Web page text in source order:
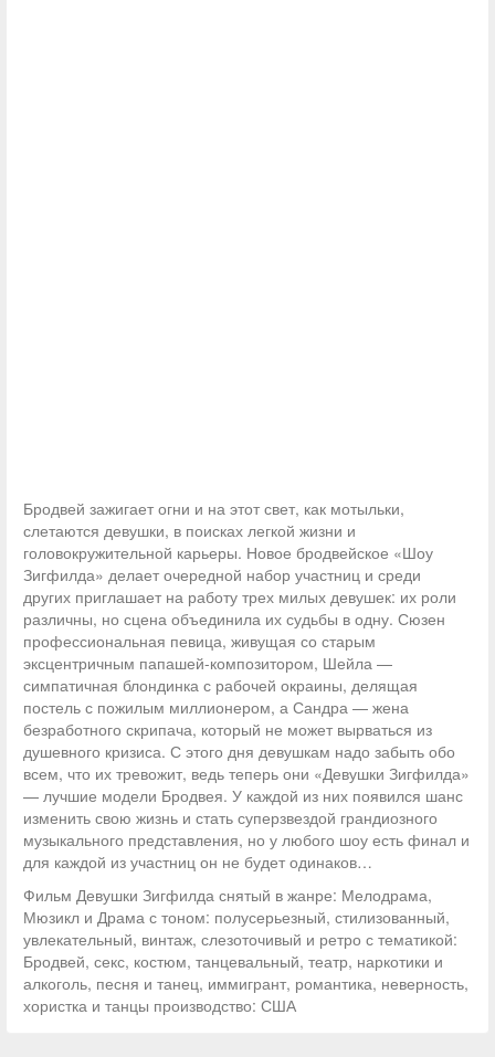
Бродвей зажигает огни и на этот свет, как мотыльки,
слетаются девушки, в поисках легкой жизни и
головокружительной карьеры. Новое бродвейское «Шоу
Зигфилда» делает очередной набор участниц и среди
других приглашает на работу трех милых девушек: их роли
различны, но сцена объединила их судьбы в одну. Сюзен
профессиональная певица, живущая со старым
эксцентричным папашей-композитором, Шейла —
симпатичная блондинка с рабочей окраины, делящая
постель с пожилым миллионером, а Сандра — жена
безработного скрипача, который не может вырваться из
душевного кризиса. С этого дня девушкам надо забыть обо
всем, что их тревожит, ведь теперь они «Девушки Зигфилда»
— лучшие модели Бродвея. У каждой из них появился шанс
изменить свою жизнь и стать суперзвездой грандиозного
музыкального представления, но у любого шоу есть финал и
для каждой из участниц он не будет одинаков…
Фильм Девушки Зигфилда снятый в жанре: Мелодрама,
Мюзикл и Драма с тоном: полусерьезный, стилизованный,
увлекательный, винтаж, слезоточивый и ретро с тематикой:
Бродвей, секс, костюм, танцевальный, театр, наркотики и
алкоголь, песня и танец, иммигрант, романтика, неверность,
хористка и танцы производство: США